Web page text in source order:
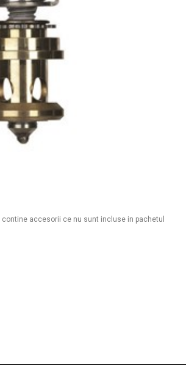
accesorii ce nu sunt incluse in pachetul